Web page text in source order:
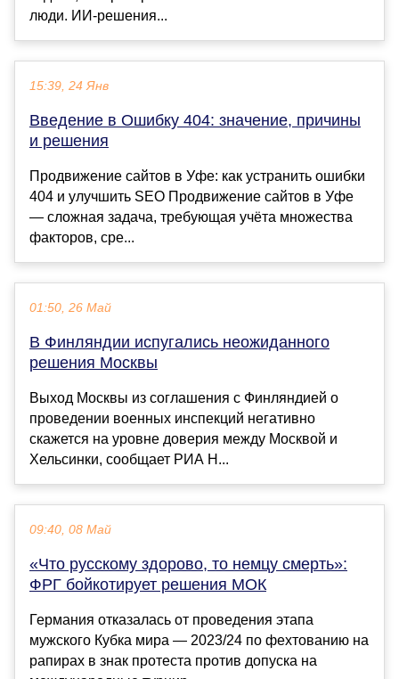
люди. ИИ-решения...
15:39, 24 Янв
Введение в Ошибку 404: значение, причины
и решения
Продвижение сайтов в Уфе: как устранить ошибки
404 и улучшить SEO Продвижение сайтов в Уфе
— сложная задача, требующая учёта множества
факторов, сре...
01:50, 26 Май
В Финляндии испугались неожиданного
решения Москвы
Выход Москвы из соглашения с Финляндией о
проведении военных инспекций негативно
скажется на уровне доверия между Москвой и
Хельсинки, сообщает РИА Н...
09:40, 08 Май
«Что русскому здорово, то немцу смерть»:
ФРГ бойкотирует решения МОК
Германия отказалась от проведения этапа
мужского Кубка мира — 2023/24 по фехтованию на
рапирах в знак протеста против допуска на